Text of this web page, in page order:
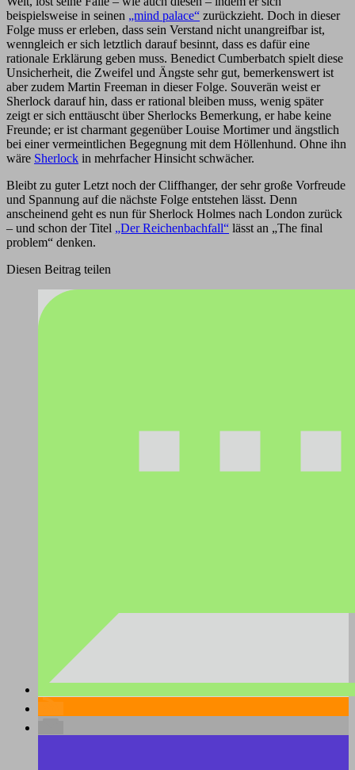
beispielsweise in seinen „mind palace“ zurückzieht. Doch in dieser
Folge muss er erleben, dass sein Verstand nicht unangreifbar ist,
wenngleich er sich letztlich darauf besinnt, dass es dafür eine
rationale Erklärung geben muss. Benedict Cumberbatch spielt diese
Unsicherheit, die Zweifel und Ängste sehr gut, bemerkenswert ist
aber zudem Martin Freeman in dieser Folge. Souverän weist er
Sherlock darauf hin, dass er rational bleiben muss, wenig später
zeigt er sich enttäuscht über Sherlocks Bemerkung, er habe keine
Freunde; er ist charmant gegenüber Louise Mortimer und ängstlich
bei einer vermeintlichen Begegnung mit dem Höllenhund. Ohne ihn
wäre Sherlock in mehrfacher Hinsicht schwächer.
Bleibt zu guter Letzt noch der Cliffhanger, der sehr große Vorfreude
und Spannung auf die nächste Folge entstehen lässt. Denn
anscheinend geht es nun für Sherlock Holmes nach London zurück
– und schon der Titel „Der Reichenbachfall“ lässt an „The final
problem“ denken.
Diesen Beitrag teilen